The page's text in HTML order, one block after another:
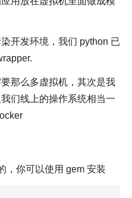
开发环境，我们 python 已
那么多虚拟机，其次是我
们线上的操作系统相当一
，你可以使用 gem 安装